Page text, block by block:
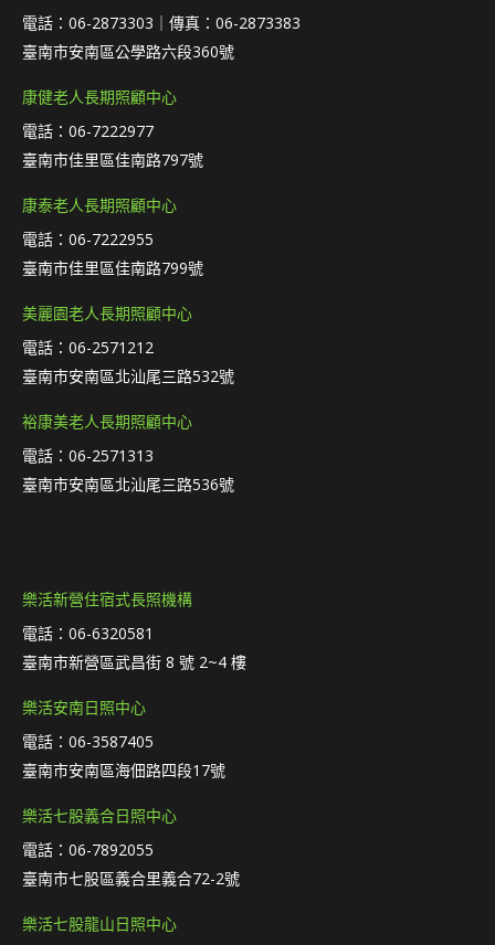
電話：06-2873303｜傳真：06-2873383
臺南市安南區公學路六段360號
康健老人長期照顧中心
電話：06-7222977
臺南市佳里區佳南路797號
康泰老人長期照顧中心
電話：06-7222955
臺南市佳里區佳南路799號
美麗園老人長期照顧中心
電話：06-2571212
臺南市安南區北汕尾三路532號
裕康美老人長期照顧中心
電話：06-2571313
臺南市安南區北汕尾三路536號
樂活新營住宿式長照機構
電話：06-6320581
臺南市新營區武昌街 8 號 2~4 樓
樂活安南日照中心
電話：06-3587405
臺南市安南區海佃路四段17號
樂活七股義合日照中心
電話：06-7892055
臺南市七股區義合里義合72-2號
樂活七股龍山日照中心